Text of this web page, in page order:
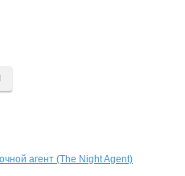
агент (The Night Agent)